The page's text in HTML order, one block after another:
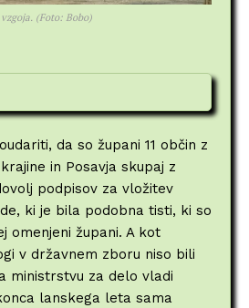
(Foto: Bobo)
da so župani 11 občin z
in Posavja skupaj z
podpisov za vložitev
ki je bila podobna tisti, ki so
omenjeni župani. A kot
v državnem zboru niso bili
ministrstvu za delo vladi
lanskega leta sama